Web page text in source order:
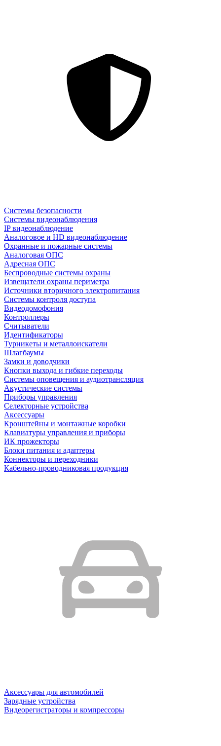
Системы безопасности
Системы видеонаблюдения
IP видеонаблюдение
Аналоговое и HD видеонаблюдение
Охранные и пожарные системы
Аналоговая ОПС
Адресная ОПС
Беспроводные системы охраны
Извещатели охраны периметра
Источники вторичного электропитания
Системы контроля доступа
Видеодомофония
Контроллеры
Считыватели
Идентификаторы
Турникеты и металлоискатели
Шлагбаумы
Замки и доводчики
Кнопки выхода и гибкие переходы
Системы оповещения и аудиотрансляция
Акустические системы
Приборы управления
Селекторные устройства
Аксессуары
Кронштейны и монтажные коробки
Клавиатуры управления и приборы
ИК прожекторы
Блоки питания и адаптеры
Коннекторы и переходники
Кабельно-проводниковая продукция
Аксессуары для автомобилей
Зарядные устройства
Видеорегистраторы и компрессоры